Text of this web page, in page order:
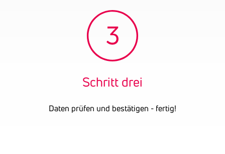
Schritt drei
Daten prüfen und bestätigen - fertig!